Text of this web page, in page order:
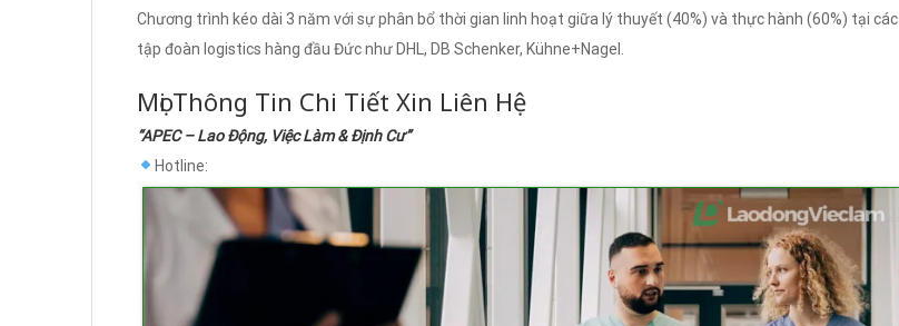
Chương trình kéo dài 3 năm với sự phân bổ thời gian linh hoạt giữa lý thuyết (40%) và thực hành (60%) tại các
tập đoàn logistics hàng đầu Đức như DHL, DB Schenker, Kühne+Nagel.
Mọi Thông Tin Chi Tiết Xin Liên Hệ
“APEC – Lao Động, Việc Làm & Định Cư”
Hotline: